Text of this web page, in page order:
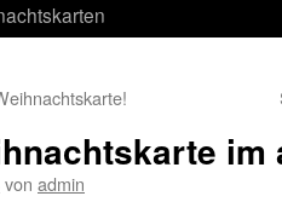
von admin